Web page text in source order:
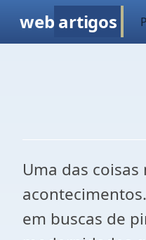
web artigos
Uma das
em buscas de